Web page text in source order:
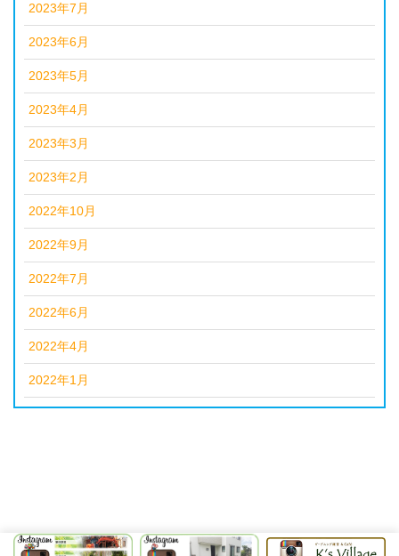
2023年7月
2023年6月
2023年5月
2023年4月
2023年3月
2023年2月
2022年10月
2022年9月
2022年7月
2022年6月
2022年4月
2022年1月